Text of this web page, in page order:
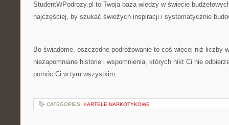
StudentWPodrozy.pl to Twoja baza wiedzy w świecie
najczęściej, by szukać świeżych inspiracji i systematycznie
Bo świadome, oszczędne podróżowanie to coś więcej niż liczby
niezapomniane historie i wspomnienia, których nikt Ci nie
pomóc Ci w tym wszystkim.
CATEGORIES: KARTELE NARKOTYKOWE